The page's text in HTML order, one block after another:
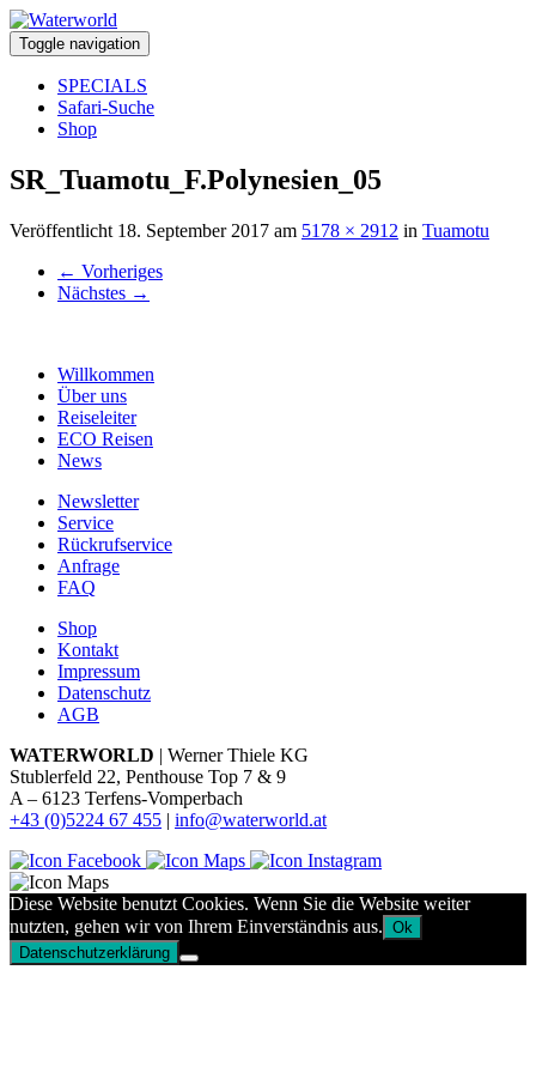
Toggle navigation
SPECIALS
Safari-Suche
Shop
SR_Tuamotu_F.Polynesien_05
Veröffentlicht 18. September 2017 am 5178 × 2912 in Tuamotu
← Vorheriges
Nächstes →
Willkommen
Über uns
Reiseleiter
ECO Reisen
News
Newsletter
Service
Rückrufservice
Anfrage
FAQ
Shop
Kontakt
Impressum
Datenschutz
AGB
WATERWORLD | Werner Thiele KG
Stublerfeld 22, Penthouse Top 7 & 9
A – 6123 Terfens-Vomperbach
+43 (0)5224 67 455 | info@waterworld.at
Diese Website benutzt Cookies. Wenn Sie die Website weiter
nutzten, gehen wir von Ihrem Einverständnis aus. Ok
Datenschutzerklärung